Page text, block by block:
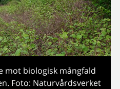
mot biologisk mångfald
Foto: Naturvårdsverket